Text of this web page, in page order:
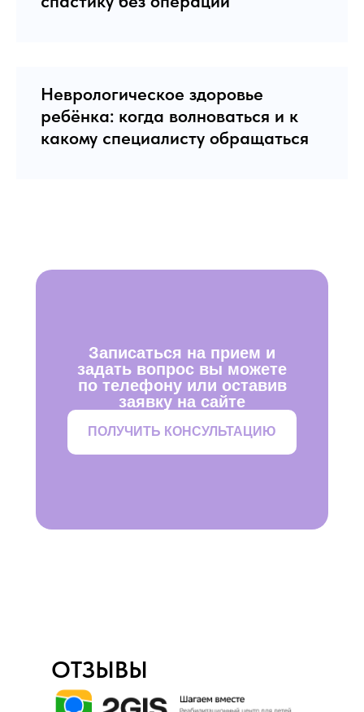
Неврологическое здоровье
ребёнка: когда волноваться и к
какому специалисту обращаться
Записаться на прием и
задать вопрос вы можете
по телефону или оставив
заявку на сайте
ПОЛУЧИТЬ КОНСУЛЬТАЦИЮ
ОТЗЫВЫ